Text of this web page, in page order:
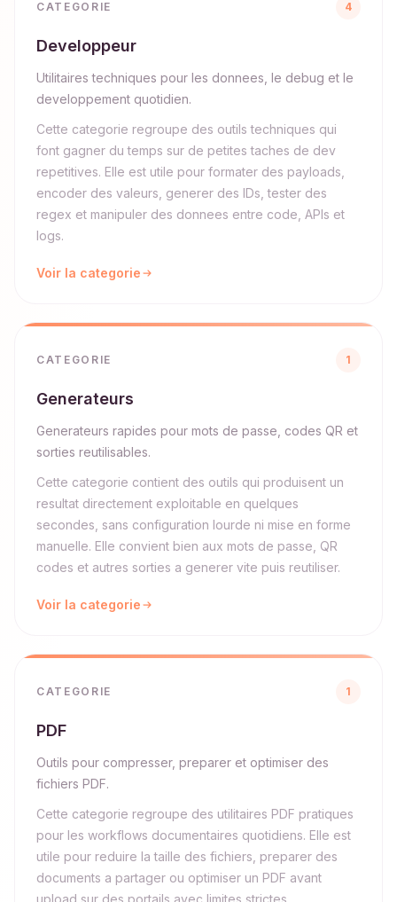
CATEGORIE 4
Developpeur
Utilitaires techniques pour les donnees, le debug et le
developpement quotidien.
Cette categorie regroupe des outils techniques qui
font gagner du temps sur de petites taches de dev
repetitives. Elle est utile pour formater des payloads,
encoder des valeurs, generer des IDs, tester des
regex et manipuler des donnees entre code, APIs et
logs.
Voir la categorie
CATEGORIE 1
Generateurs
Generateurs rapides pour mots de passe, codes QR et
sorties reutilisables.
Cette categorie contient des outils qui produisent un
resultat directement exploitable en quelques
secondes, sans configuration lourde ni mise en forme
manuelle. Elle convient bien aux mots de passe, QR
codes et autres sorties a generer vite puis reutiliser.
Voir la categorie
CATEGORIE 1
PDF
Outils pour compresser, preparer et optimiser des
fichiers PDF.
Cette categorie regroupe des utilitaires PDF pratiques
pour les workflows documentaires quotidiens. Elle est
utile pour reduire la taille des fichiers, preparer des
documents a partager ou optimiser un PDF avant
upload sur des portails avec limites strictes.